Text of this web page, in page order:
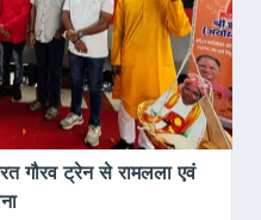
गौरव ट्रेन से रामलला एवं